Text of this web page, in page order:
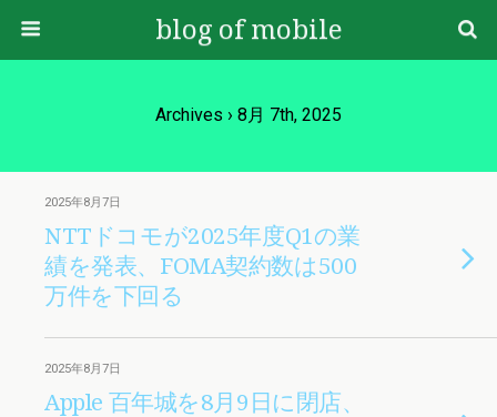
blog of mobile
Archives › 8月 7th, 2025
2025年8月7日
NTTドコモが2025年度Q1の業
績を発表、FOMA契約数は500
万件を下回る
2025年8月7日
Apple 百年城を8月9日に閉店、